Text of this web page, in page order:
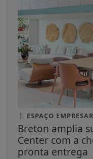
ESPAÇO
Breton amplia
Center com a
pronta entrega